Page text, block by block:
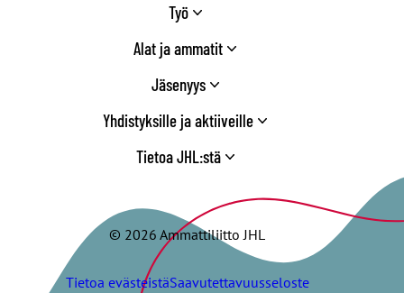
Työ
Alat ja ammatit
Jäsenyys
Yhdistyksille ja aktiiveille
Tietoa JHL:stä
© 2026 Ammattiliitto JHL
Tietoa evästeistäSaavutettavuusseloste